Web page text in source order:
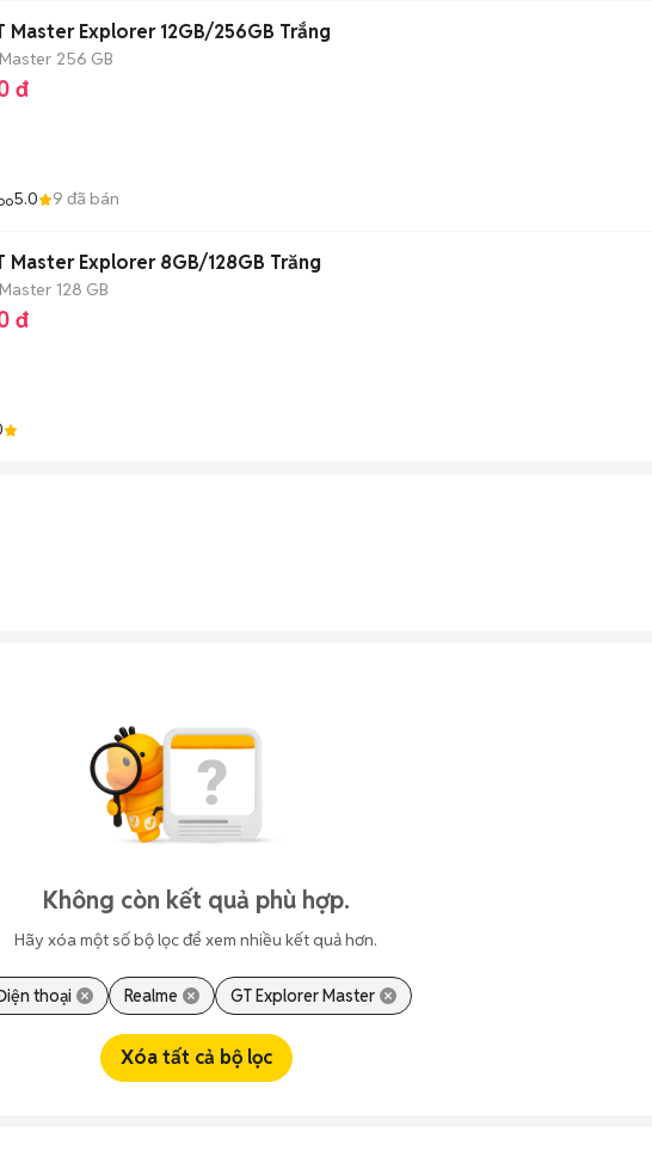
Master Explorer 12GB/256GB Trắng
256 GB
đ
5.0 9 đã bán
Master Explorer 8GB/128GB Trăng
128 GB
đ
Không còn kết quả phù hợp.
Hãy xóa một số bộ lọc để xem nhiều kết quả hơn.
thoại Realme GT Explorer Master
Xóa tất cả bộ lọc